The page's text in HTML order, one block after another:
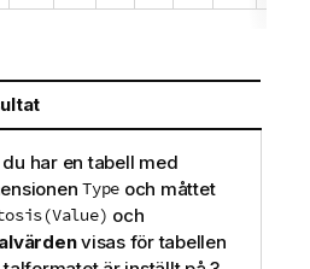
du har en tabell med
Type och måttet
och
visas för tabellen